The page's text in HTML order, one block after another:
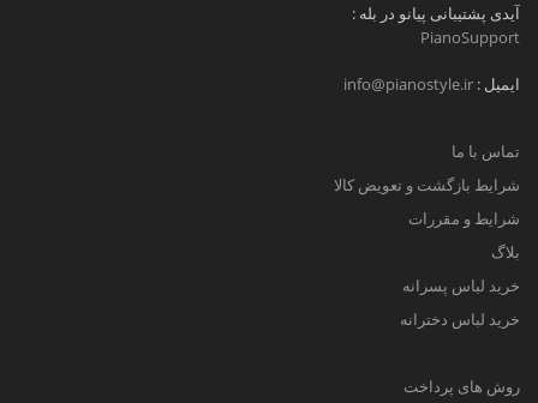
آیدی پشتیبانی پیانو در بله :
PianoSupport
ایمیل : info@pianostyle.ir
تماس با ما
شرایط بازگشت و تعویض کالا
شرایط و مقررات
بلاگ
خرید لباس پسرانه
خرید لباس دخترانه
روش های پرداخت